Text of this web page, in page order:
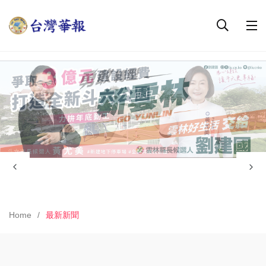
Home 最新新聞